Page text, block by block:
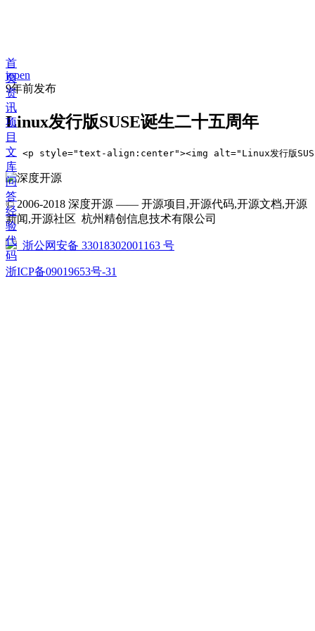
首
页
资
讯
项
目
文
库
问
答
经
验
代
码
jopen
9年前发布
Linux发行版SUSE诞生二十五周年
<p style="text-align:center"><img alt="Linux发行版SUSE
© 2006-2018 深度开源 —— 开源项目,开源代码,开源文档,开源
新闻,开源社区 杭州精创信息技术有限公司
浙公网安备 33018302001163 号
浙ICP备09019653号-31